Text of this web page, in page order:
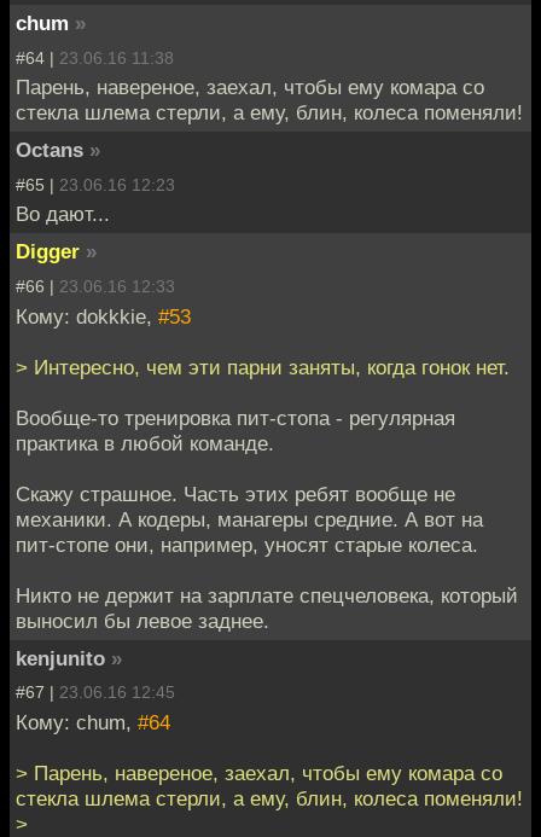
chum »
#64 | 23.06.16 11:38
Парень, навереное, заехал, чтобы ему комара со
стекла шлема стерли, а ему, блин, колеса поменяли!
Octans »
#65 | 23.06.16 12:23
Во дают...
Digger »
#66 | 23.06.16 12:33
Кому: dokkkie, #53
> Интересно, чем эти парни заняты, когда гонок нет.
Вообще-то тренировка пит-стопа - регулярная
практика в любой команде.
Скажу страшное. Часть этих ребят вообще не
механики. А кодеры, манагеры средние. А вот на
пит-стопе они, например, уносят старые колеса.
Никто не держит на зарплате спецчеловека, который
выносил бы левое заднее.
kenjunito »
#67 | 23.06.16 12:45
Кому: chum, #64
> Парень, навереное, заехал, чтобы ему комара со
стекла шлема стерли, а ему, блин, колеса поменяли!
>